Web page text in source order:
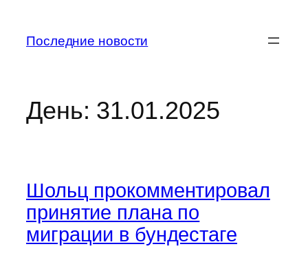
содержимому
Последние новости
День: 31.01.2025
Шольц прокомментировал
принятие плана по
миграции в бундестаге